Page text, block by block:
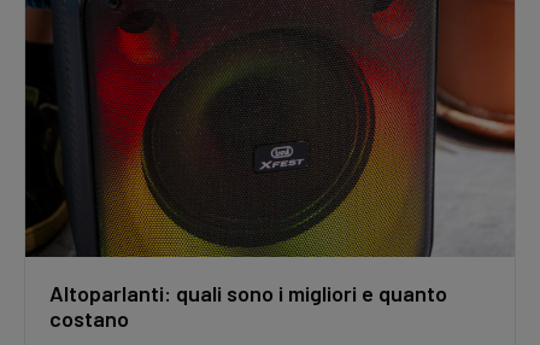
Altoparlanti: quali sono i migliori e quanto
costano